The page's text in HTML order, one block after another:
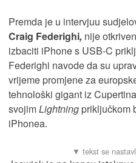
Premda je u intervjuu
Craig Federighi, nije
izbaciti iPhone s USB-C
Federighi navode da su
vrijeme promjene za
tehnološki gigant iz
svojimLightning priključkom
iPhonea.